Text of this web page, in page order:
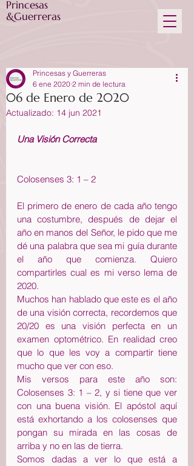
Princesas
&Guerreras
06 de Enero de 2020
Princesas y Guerreras
6 ene 2020 2 min de lectura
Actualizado: 14 jun 2021
Una Visión Correcta
Colosenses 3: 1 – 2
El primero de enero de cada año tengo
una costumbre, después de dejar el
año en manos del Señor, le pido que me
dé una palabra que sea mi guía durante
el año que comienza. Quiero
compartirles cual es mi verso lema de
2020.
Muchos han hablado que este es el año
de una visión correcta, recordemos que
20/20 es una visión perfecta en un
examen optométrico. En realidad creo
que lo que les voy a compartir tiene
mucho que ver con eso.
Mis versos para este año son:
Colosenses 3: 1 – 2, y si tiene que ver
con una buena visión. El apóstol aquí
está exhortando a los colosenses que
pongan su mirada en las cosas de
arriba y no en las de tierra.
Somos dadas a ver lo que está a